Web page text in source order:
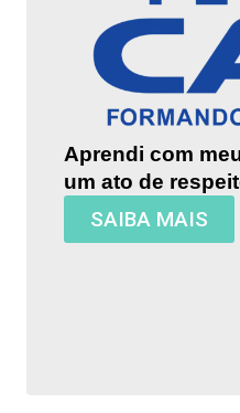
Aprendi com
um ato de
SAIBA MAIS